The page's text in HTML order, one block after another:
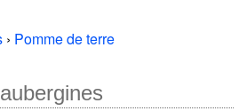
› Pomme de terre